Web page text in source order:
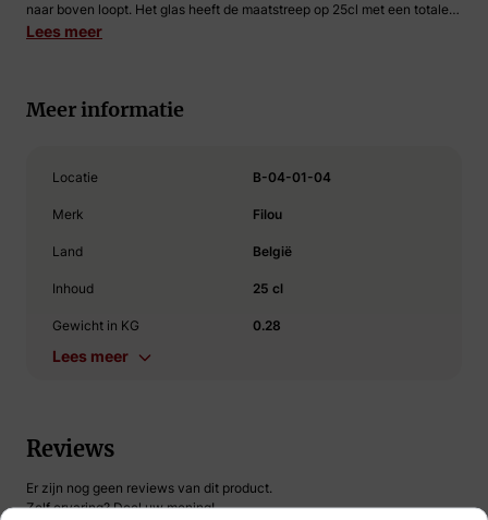
naar boven loopt. Het glas heeft de maatstreep op 25cl met een totale
hoogte van 19cm, de totaal inhoud is ongeveer 33cl.
Lees meer
Meer informatie
Locatie B-04-01-04
Merk Filou
Land België
Inhoud 25 cl
Gewicht in KG 0.28
Lees meer
Reviews
Er zijn nog geen reviews van dit product.
Zelf ervaring? Deel uw mening!